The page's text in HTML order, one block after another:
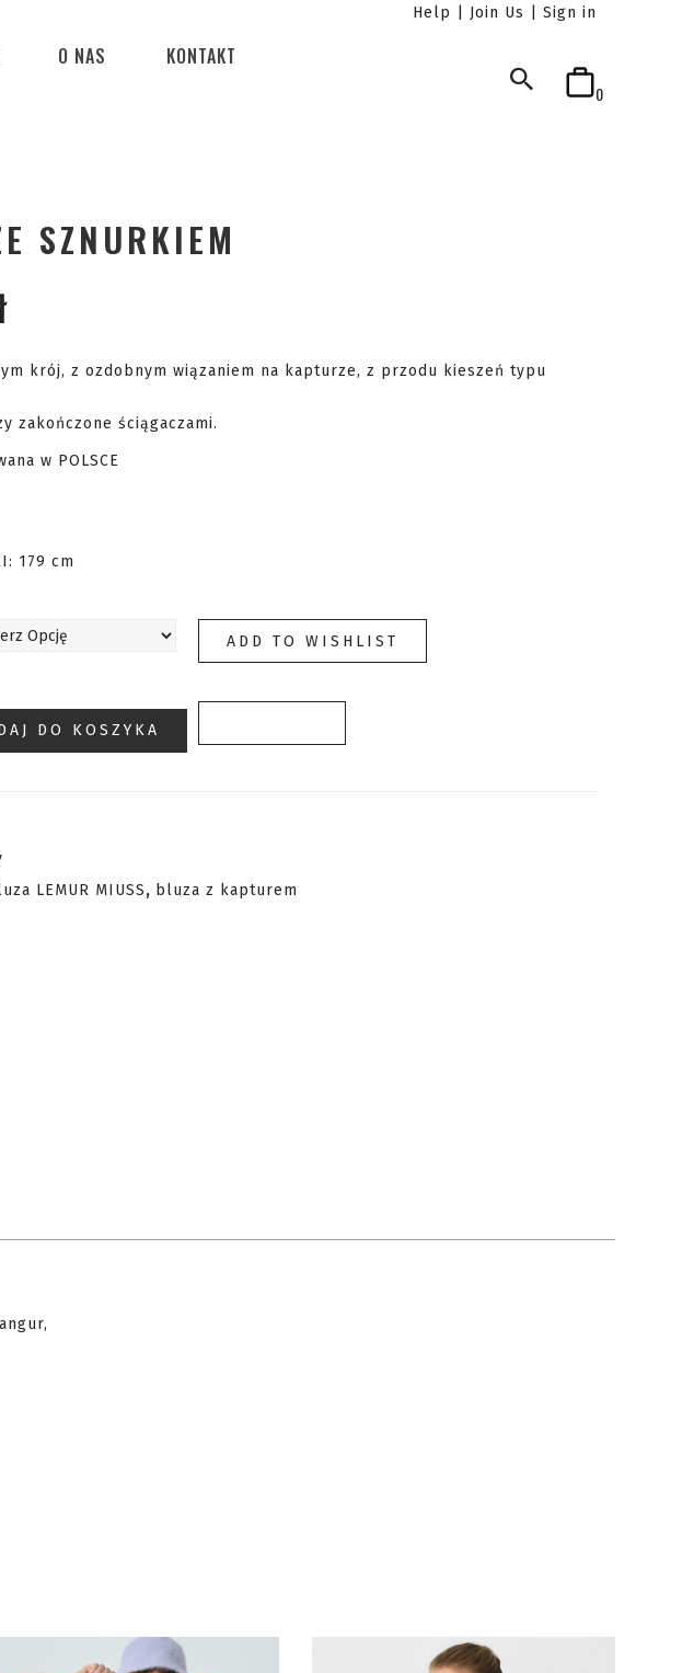
O NAS KONTAKT
Help Join Us Sign in
0
SZNURKIEM
krój, z ozdobnym wiązaniem na kapturze, z przodu kieszeń typu
zakończone ściągaczami.
w POLSCE
179 cm
DO KOSZYKA
ADD TO WISHLIST
LEMUR MIUSS, bluza z kapturem